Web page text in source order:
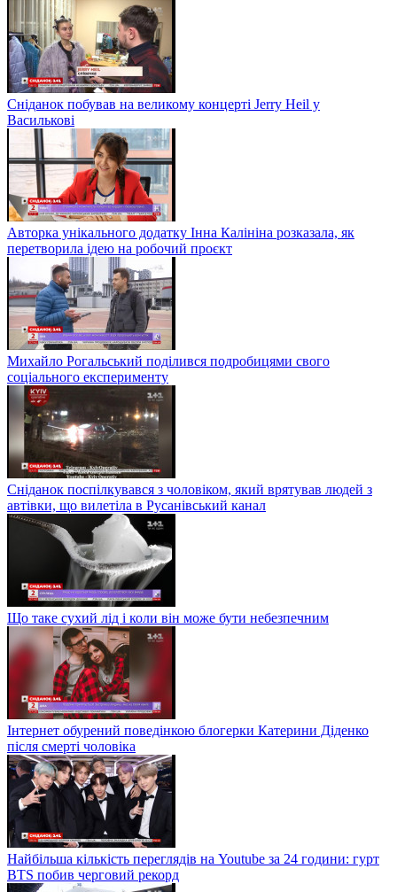
Сніданок побував на великому концерті Jerry Heil у
Василькові
Авторка унікального додатку Інна Калініна розказала, як
перетворила ідею на робочий проєкт
Михайло Рогальський поділився подробицями свого
соціального експерименту
Сніданок поспілкувався з чоловіком, який врятував людей з
автівки, що вилетіла в Русанівський канал
Що таке сухий лід і коли він може бути небезпечним
Інтернет обурений поведінкою блогерки Катерини Діденко
після смерті чоловіка
Найбільша кількість переглядів на Youtube за 24 години: гурт
BTS побив черговий рекорд